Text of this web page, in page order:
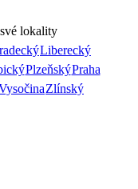
lokality
Liberecký
PlzeňskýPraha
Zlínský